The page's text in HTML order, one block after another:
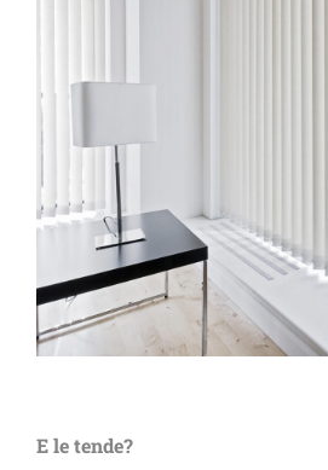
E le tende?